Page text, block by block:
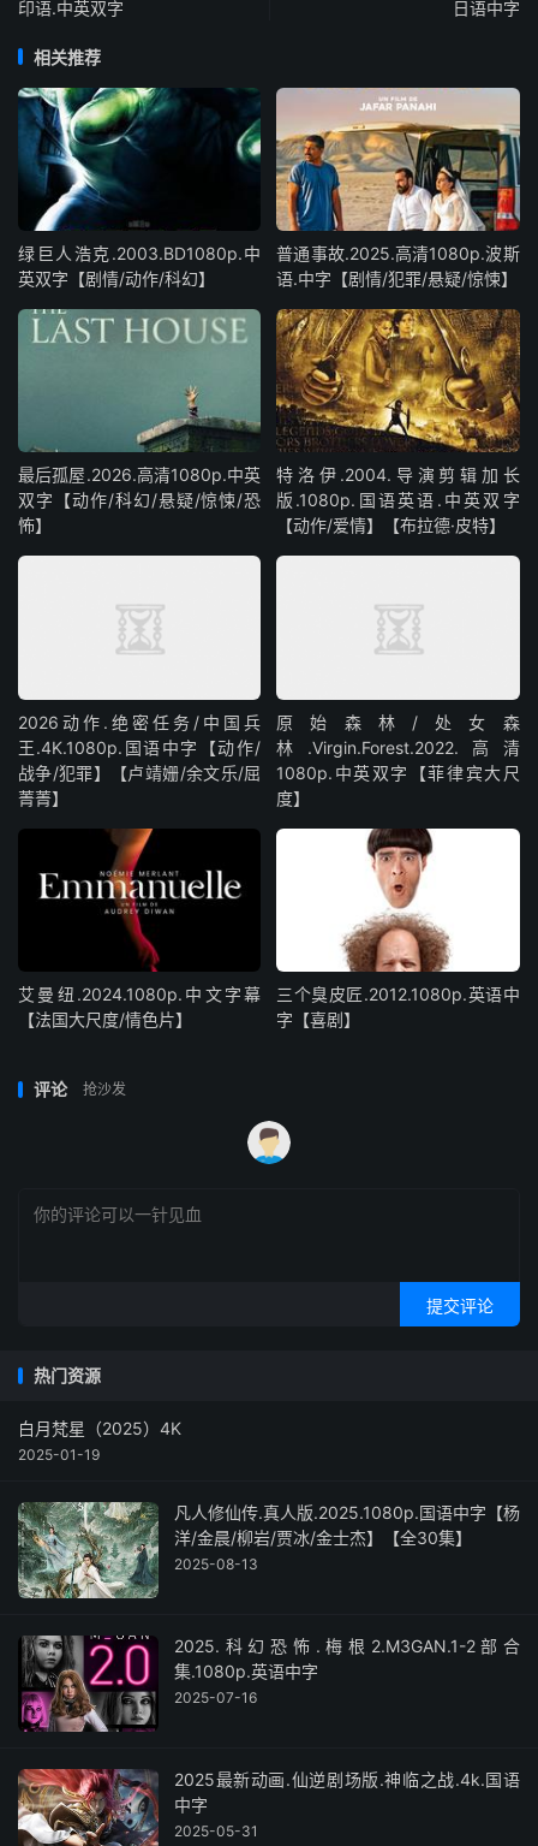
印语.中英双字 日语中字
相关推荐
绿巨人浩克.2003.BD1080p.中
英双字【剧情/动作/科幻】
普通事故.2025.高清1080p.波斯
语.中字【剧情/犯罪/悬疑/惊悚】
最后孤屋.2026.高清1080p.中英
双字【动作/科幻/悬疑/惊悚/恐
怖】
特洛伊.2004.导演剪辑加长
版.1080p.国语英语.中英双字
【动作/爱情】【布拉德·皮特】
2026动作.绝密任务/中国兵
王.4K.1080p.国语中字【动作/
战争/犯罪】【卢靖姗/余文乐/屈
菁菁】
原始森林/处女森
林.Virgin.Forest.2022.高清
1080p.中英双字【菲律宾大尺
度】
艾曼纽.2024.1080p.中文字幕
【法国大尺度/情色片】
三个臭皮匠.2012.1080p.英语中
字【喜剧】
评论 抢沙发
提交评论
热门资源
白月梵星（2025）4K
2025-01-19
凡人修仙传.真人版.2025.1080p.国语中字【杨
洋/金晨/柳岩/贾冰/金士杰】【全30集】
2025-08-13
2025.科幻恐怖.梅根2.M3GAN.1-2部合
集.1080p.英语中字
2025-07-16
2025最新动画.仙逆剧场版.神临之战.4k.国语
中字
2025-05-31